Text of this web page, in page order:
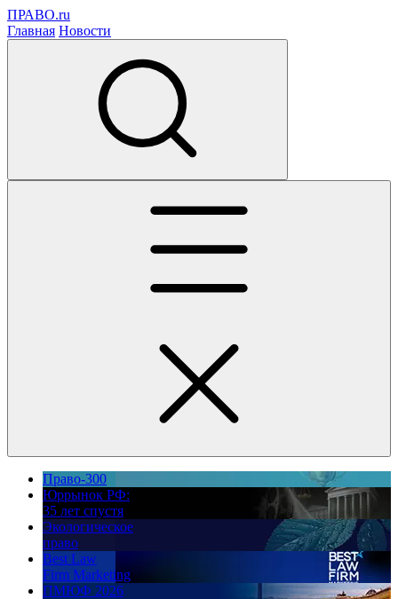
ПРАВО.ru
Главная Новости
Право-300
Юррынок РФ:
35 лет спустя
Экологическое
право
Best Law
Firm Marketing
ПМЮФ 2026